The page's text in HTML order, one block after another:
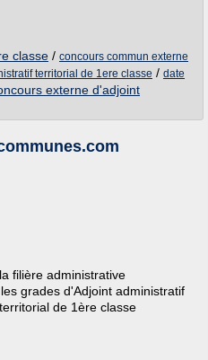
classe / concours commun externe
territorial de 1ere classe / date
externe d'adjoint
filière administrative
grades d'Adjoint administratif
de 1ère classe